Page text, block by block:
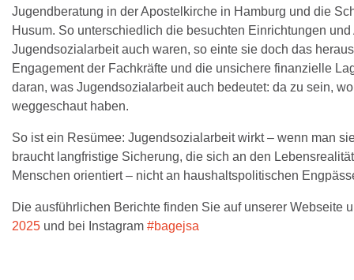
Jugendberatung in der Apostelkirche in Hamburg und die
Husum. So unterschiedlich die besuchten Einrichtungen und
Jugendsozialarbeit auch waren, so einte sie doch das
Engagement der Fachkräfte und die unsichere finanzielle
daran, was Jugendsozialarbeit auch bedeutet: da zu sein,
weggeschaut haben.
So ist ein Resümee: Jugendsozialarbeit wirkt – wenn man
braucht langfristige Sicherung, die sich an den
Menschen orientiert – nicht an haushaltspolitischen
Die ausführlichen Berichte finden Sie auf unserer Webseite
2025 und bei Instagram #bagejsa